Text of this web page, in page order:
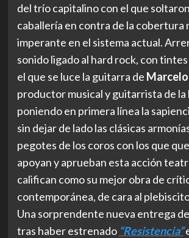
del trío capitalino con el que
caballería en contra de la cobertura
imperante en el sistema actual.
sonido ligado al hard rock, con
el que se luce la guitarra de Marcelo
productor musical y guitarrista de la
poniendo en primera línea la
sin dejar de lado las clásicas
pegotes de los coros con los que
apoyan y aprueban esta acción
califican como su mejor obra de
contemporánea, de cara al
Una sorprendente nueva entrega
tras haber estrenado “Resistencia”